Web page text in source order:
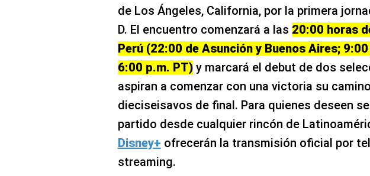
de Los Ángeles, California, por la primera
D. El encuentro comenzará a las 20:00 horas
Perú (22:00 de Asunción y Buenos Aires;
6:00 p.m. PT)y marcará el debut de dos
aspiran a comenzar con una victoria su
dieciseisavos de final. Para quienes deseen
partido desde cualquier rincón de
Disney+ ofrecerán la transmisión oficial por
streaming.